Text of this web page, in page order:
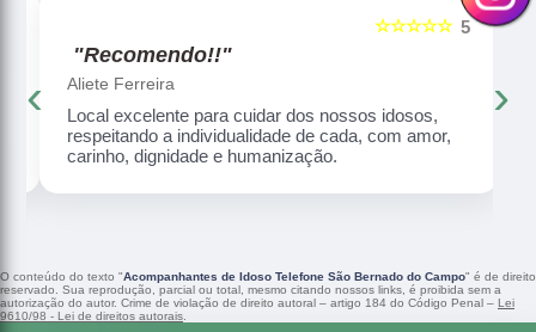
5
☆☆☆☆☆
"Recomendo!!"
Aliete Ferreira
Local excelente para cuidar dos nossos idosos,
respeitando a individualidade de cada, com amor,
carinho, dignidade e humanização.
‹ ›
O conteúdo do texto "Acompanhantes de Idoso Telefone São Bernado do Campo" é de direito
reservado. Sua reprodução, parcial ou total, mesmo citando nossos links, é proibida sem a
autorização do autor. Crime de violação de direito autoral – artigo 184 do Código Penal – Lei
9610/98 - Lei de direitos autorais